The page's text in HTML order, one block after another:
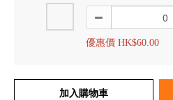
優惠價 HK$60.00
加入購物車